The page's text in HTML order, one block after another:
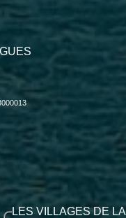
LES VILLAGES DE